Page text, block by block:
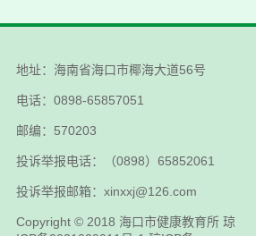
地址：海南省海口市椰海大道56号
电话：0898-65857051
邮编：570203
投诉举报电话：（0898）65852061
投诉举报邮箱：xinxxj@126.com
Copyright © 2018 海口市健康教育所 琼